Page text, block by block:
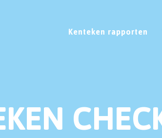
Kenteken rapporten